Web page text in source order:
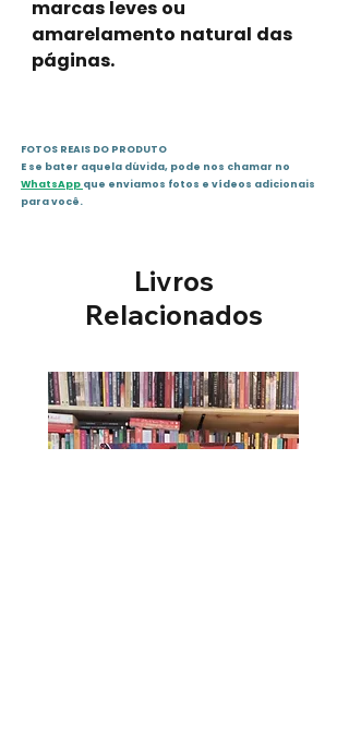
marcas leves ou
amarelamento natural das
páginas.
FOTOS REAIS DO PRODUTO
E se bater aquela dúvida, pode nos chamar no
WhatsApp que enviamos fotos e vídeos adicionais
para você.
Livros
Relacionados